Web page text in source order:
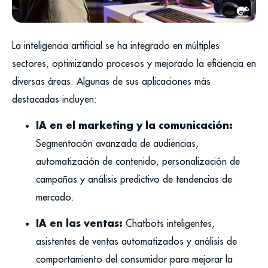
La inteligencia artificial se ha integrado en múltiples
sectores, optimizando procesos y mejorado la eficiencia en
diversas áreas. Algunas de sus aplicaciones más
destacadas incluyen:
IA en el marketing y la comunicación:
Segmentación avanzada de audiencias,
automatización de contenido, personalización de
campañas y análisis predictivo de tendencias de
mercado.
IA en las ventas: Chatbots inteligentes,
asistentes de ventas automatizados y análisis de
comportamiento del consumidor para mejorar la